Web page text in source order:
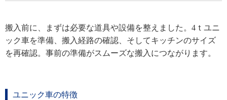
搬入前に、まずは必要な道具や設備を整えました。4ｔユニ
ック車を準備、搬入経路の確認、そしてキッチンのサイズ
を再確認。事前の準備がスムーズな搬入につながります。
ユニック車の特徴